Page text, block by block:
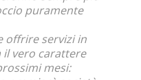
puramente
offrire servizi in
il vero carattere
mesi: